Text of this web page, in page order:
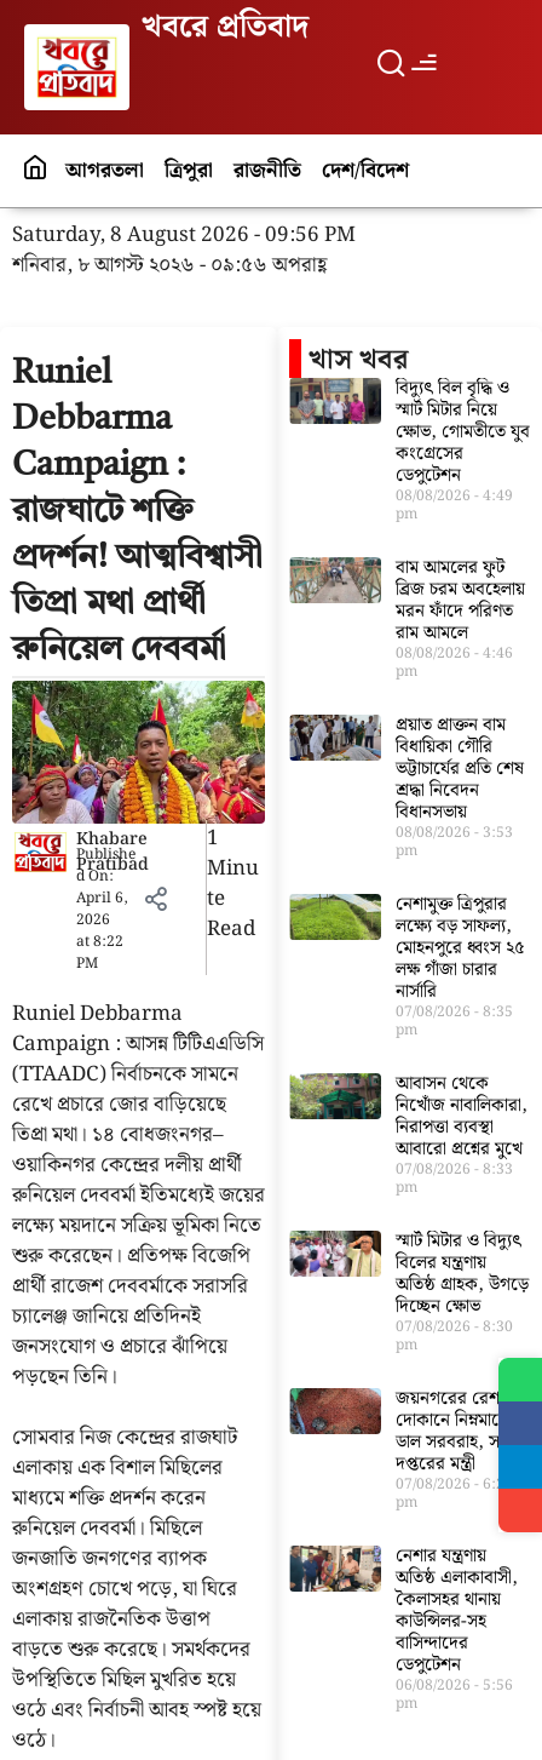
খবরে প্রতিবাদ
আগরতলা ত্রিপুরা রাজনীতি দেশ/বিদেশ
Saturday, 8 August 2026 - 09:56 PM
শনিবার, ৮ আগস্ট ২০২৬ - ০৯:৫৬ অপরাহ্ণ
Runiel
Debbarma
Campaign :
রাজঘাটে শক্তি
প্রদর্শন! আত্মবিশ্বাসী
তিপ্রা মথা প্রার্থী
রুনিয়েল দেববর্মা
Khabare
Pratibad
Publishe
d On:
April 6,
2026
at8:22
PM
1
Minu
Te
Read
Runiel Debbarma
Campaign : আসন্ন টিটিএএডিসি
(TTAADC) নির্বাচনকে সামনে
রেখে প্রচারে জোর বাড়িয়েছে
তিপ্রা মথা। ১৪ বোধজংনগর–
ওয়াকিনগর কেন্দ্রের দলীয় প্রার্থী
রুনিয়েল দেববর্মা ইতিমধ্যেই জয়ের
লক্ষ্যে ময়দানে সক্রিয় ভূমিকা নিতে
শুরু করেছেন। প্রতিপক্ষ বিজেপি
প্রার্থী রাজেশ দেববর্মাকে সরাসরি
চ্যালেঞ্জ জানিয়ে প্রতিদিনই
জনসংযোগ ও প্রচারে ঝাঁপিয়ে
পড়ছেন তিনি।
সোমবার নিজ কেন্দ্রের রাজঘাট
এলাকায় এক বিশাল মিছিলের
মাধ্যমে শক্তি প্রদর্শন করেন
রুনিয়েল দেববর্মা। মিছিলে
জনজাতি জনগণের ব্যাপক
অংশগ্রহণ চোখে পড়ে, যা ঘিরে
এলাকায় রাজনৈতিক উত্তাপ
বাড়তে শুরু করেছে। সমর্থকদের
উপস্থিতিতে মিছিল মুখরিত হয়ে
ওঠে এবং নির্বাচনী আবহ স্পষ্ট হয়ে
ওঠে।
খাস খবর
বিদ্যুৎ বিল বৃদ্ধি ও
স্মার্ট মিটার নিয়ে
ক্ষোভ, গোমতীতে যুব
কংগ্রেসের
ডেপুটেশন
08/08/2026 4:49
pm
বাম আমলের ফুট
ব্রিজ চরম অবহেলায়
মরন ফাঁদে পরিণত
রাম আমলে
08/08/2026 4:46
pm
প্রয়াত প্রাক্তন বাম
বিধায়িকা গৌরি
ভট্টাচার্যের প্রতি শেষ
শ্রদ্ধা নিবেদন
বিধানসভায়
08/08/2026 3:53
pm
নেশামুক্ত ত্রিপুরার
লক্ষ্যে বড় সাফল্য,
মোহনপুরে ধ্বংস ২৫
লক্ষ গাঁজা চারার
নার্সারি
07/08/2026 8:35
pm
আবাসন থেকে
নিখোঁজ নাবালিকারা,
নিরাপত্তা ব্যবস্থা
আবারো প্রশ্নের মুখে
07/08/2026 8:33
pm
স্মার্ট মিটার ও বিদ্যুৎ
বিলের যন্ত্রণায়
অতিষ্ঠ গ্রাহক, উগড়ে
দিচ্ছেন ক্ষোভ
07/08/2026 8:30
pm
জয়নগরের রেশন
দোকানে নিম্নমানের
ডাল সরবরাহ, সরব
দপ্তরের মন্ত্রী
07/08/2026 6:23
pm
নেশার যন্ত্রণায়
অতিষ্ঠ এলাকাবাসী,
কৈলাসহর থানায়
কাউন্সিলর-সহ
বাসিন্দাদের
ডেপুটেশন
06/08/2026 5:56
pm